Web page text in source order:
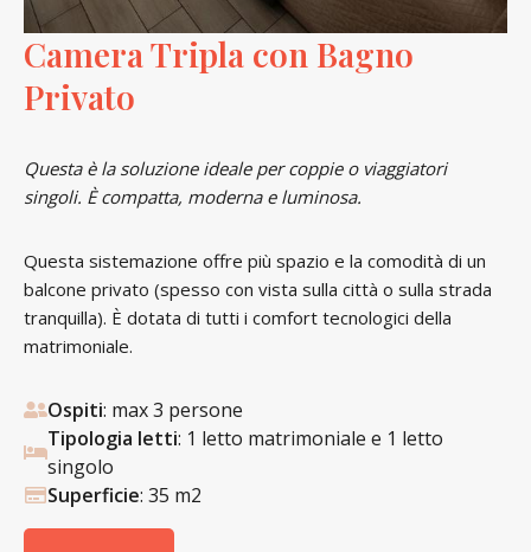
Camera Tripla con Bagno
Privato
Questa è la soluzione ideale per coppie o viaggiatori
singoli. È compatta, moderna e luminosa.
Questa sistemazione offre più spazio e la comodità di un
balcone privato (spesso con vista sulla città o sulla strada
tranquilla). È dotata di tutti i comfort tecnologici della
matrimoniale.
Ospiti: max 3 persone
Tipologia letti: 1 letto matrimoniale e 1 letto
singolo
Superficie: 35 m2